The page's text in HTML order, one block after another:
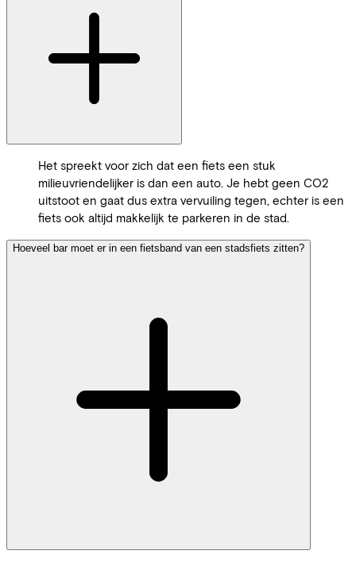
Het spreekt voor zich dat een fiets een stuk
milieuvriendelijker is dan een auto. Je hebt geen CO2
uitstoot en gaat dus extra vervuiling tegen, echter is een
fiets ook altijd makkelijk te parkeren in de stad.
Hoeveel bar moet er in een fietsband van een stadsfiets zitten?